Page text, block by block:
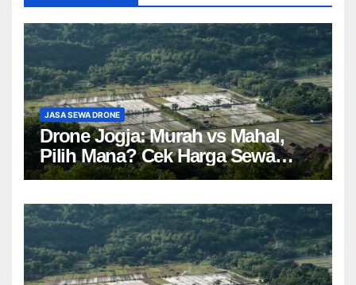
JASA SEWA DRONE
Drone Jogja: Murah vs Mahal,
Pilih Mana? Cek Harga Sewa
Drone Yogyakarta!